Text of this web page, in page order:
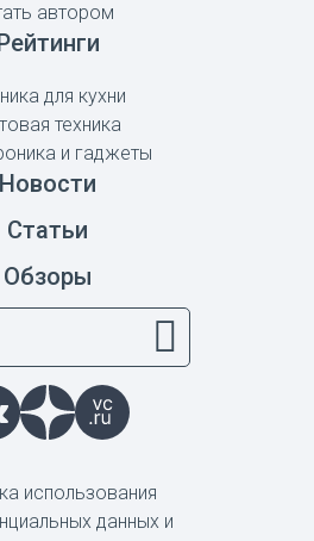
автором
для кухни
техника
и гаджеты
Новости
Статьи
Обзоры
использования
данных и